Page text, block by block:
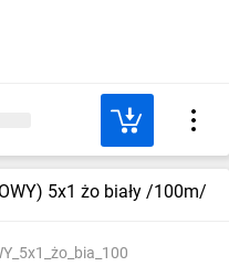
5x1 żo biały /100m/